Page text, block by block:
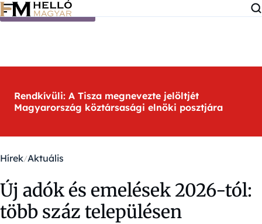
Ugrás a tartalomra
Rendkívüli: A Tisza megnevezte jelöltjét
Magyarország köztársasági elnöki posztjára
Hírek Aktuális
Új adók és emelések 2026-tól:
több száz településen